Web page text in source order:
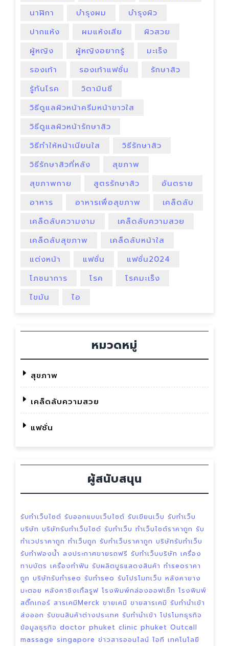
นาฬิกา
บำรุงผม
บำรุงผิว
ปากแห้ง
ผมแห้งเสีย
ผิวสวย
ผู้หญิง
ผู้หญิงอยากรู้
มะเร็ง
รองเท้า
รองเท้าแฟชั่น
รักษาสิว
รู้ทันโรค
วิตามินซี
วิธีดูแลผิวหน้าครีมหน้าขาวใส
วิธีดูแลผิวหน้ารักษาสิว
วิธีทําให้หน้าเนียนใส
วิธีรักษาสิว
วิธีรักษาสิวที่หลัง
สุขภาพ
สุขภาพกาย
สูตรรักษาสิว
อันตราย
อาหาร
อาหารเพื่อสุขภาพ
เคล็ดลับ
เคล็ดลับความงาม
เคล็ดลับความสวย
เคล็ดลับสุขภาพ
เคล็ดลับหน้าใส
แต่งหน้า
แฟชั่น
แฟชั่น2024
โภชนาการ
โรค
โรคมะเร็ง
ไขมัน
ไอ
หมวดหมู่
สุขภาพ
เคล็ดลับความสวย
แฟชั่น
ผู้สนับสนุน
รับทำเว็บไซต์ รับออกแบบเว็บไซต์ รับเขียนเว็บ รับทำเว็บ
บริษัท บริษัทรับทำเว็บไซต์ รับทำเว็บ ทำเว็บไซต์ราคาถูก รับ
ทำเวปราคาถูก ทำเว็บถูก รับทำเว็บราคาถูก บริษัทรับทำเว็บ
รับทำฟองน้ำ ลงประกาศขายรถฟรี รับทำเว็บบริษัท เครื่อง
ทาบบัตร เครื่องทำฟัน รับผลิตบูธแสดงสินค้า ทำseoราคา
ถูก บริษัทรับทำseo รับทำseo รับโปรโมทเว็บ หลังคายาง
มะตอย หลังคาชิงเกิ้ลรูฟ โรงพิมพ์กล่องออฟเซ็ท โรงพิมพ์
สติ๊กเกอร์ สารเคมีMerck ขายเคมี ขายสารเคมี รับทำนำเข้า
ส่งออก รับขนสินค้าต่างประเทศ รับทำนำเข้า โปรโมทธุรกิจ
ข้อมูลธุรกิจ doctor phuket clinic phuket Outcall
massage singapore ข่าวสารออนไลน์ ไอที เทคโนโลยี